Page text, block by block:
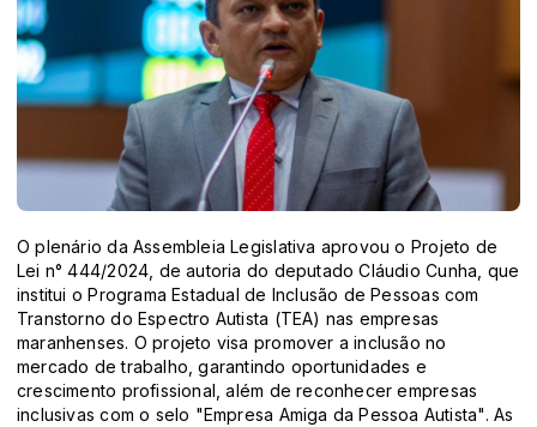
O plenário da Assembleia Legislativa aprovou o Projeto de
Lei n° 444/2024, de autoria do deputado Cláudio Cunha, que
institui o Programa Estadual de Inclusão de Pessoas com
Transtorno do Espectro Autista (TEA) nas empresas
maranhenses. O projeto visa promover a inclusão no
mercado de trabalho, garantindo oportunidades e
crescimento profissional, além de reconhecer empresas
inclusivas com o selo "Empresa Amiga da Pessoa Autista". As